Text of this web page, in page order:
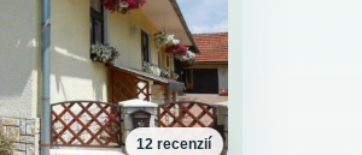
12 recenzií